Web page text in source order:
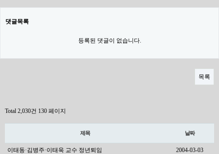
댓글목록
등록된 댓글이 없습니다.
목록
Total 2,030건 130 페이지
제목 날짜
이태동·김병주·이태욱 교수 정년퇴임 2004-03-03